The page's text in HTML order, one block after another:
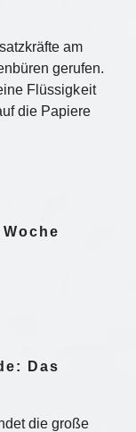
am
gerufen.
Flüssigkeit
die Papiere
Das
die große